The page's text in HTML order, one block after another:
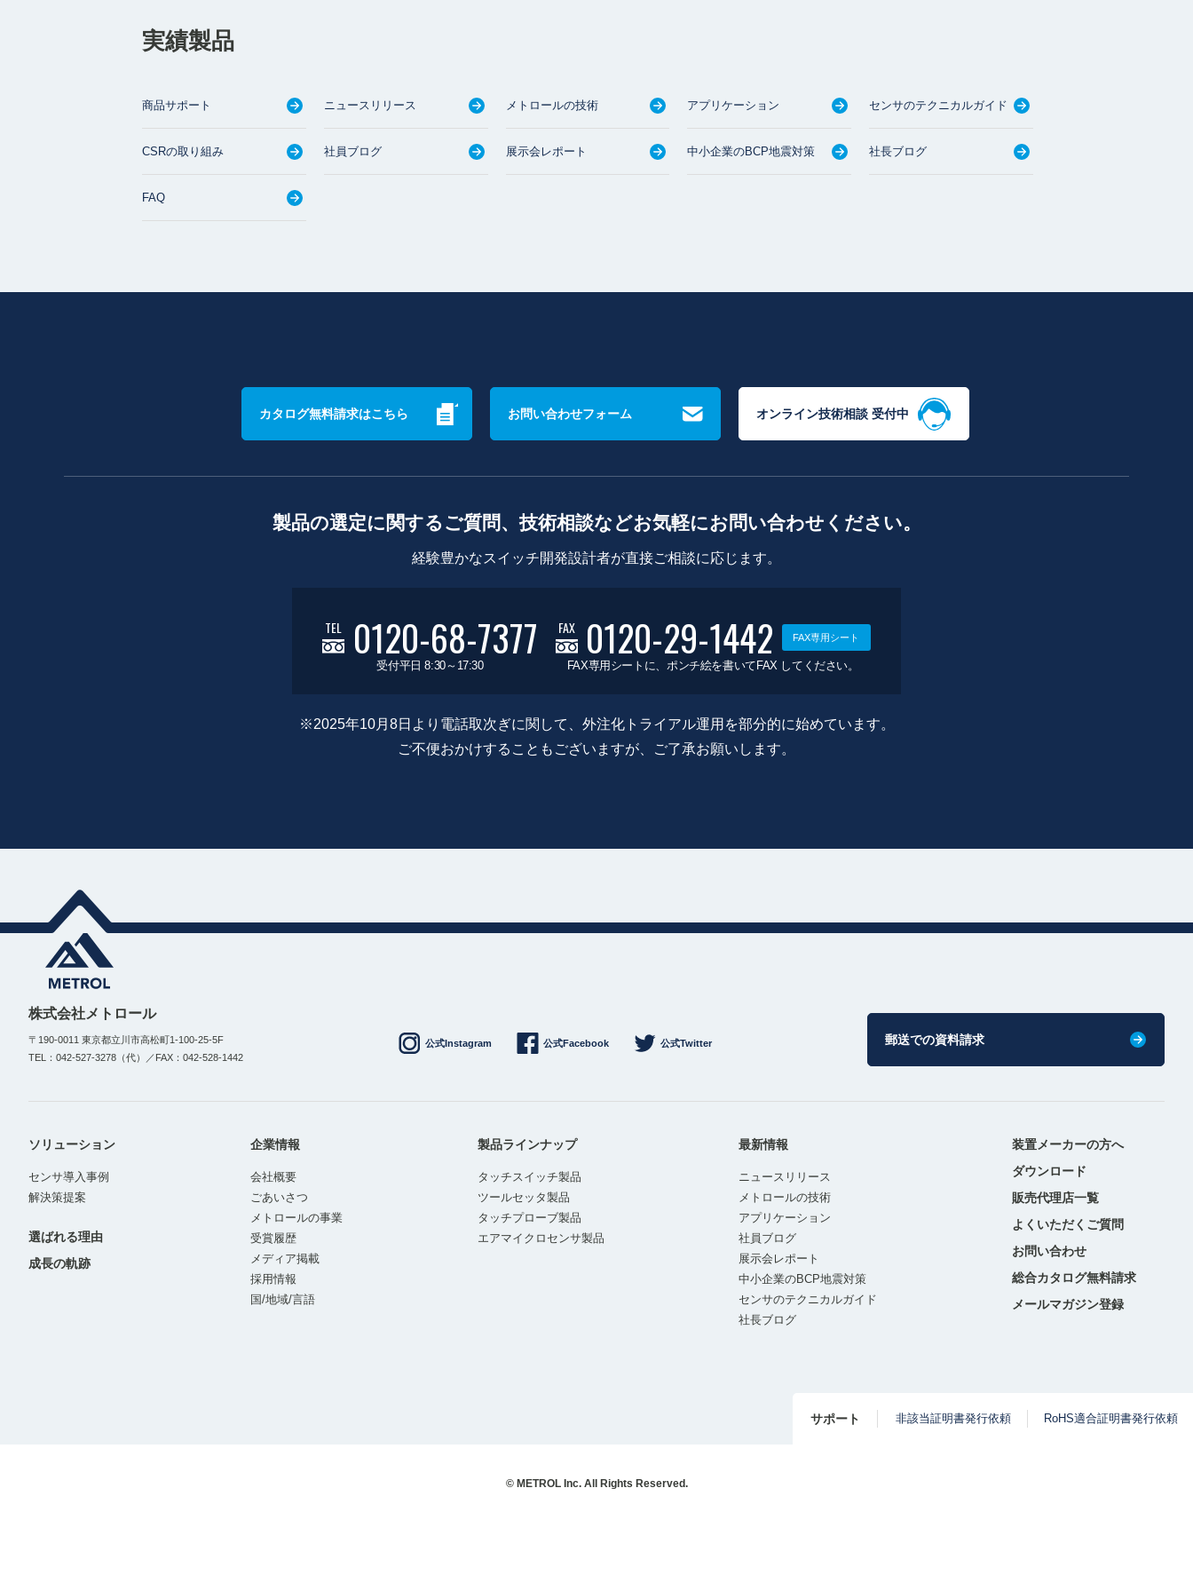
実績製品
商品サポート ニュースリリース メトロールの技術 アプリケーション センサのテクニカルガイド
CSRの取り組み 社員ブログ 展示会レポート 中小企業のBCP地震対策 社長ブログ
FAQ
カタログ無料請求はこちら お問い合わせフォーム オンライン技術相談 受付中
製品の選定に関するご質問、技術相談などお気軽にお問い合わせください。
経験豊かなスイッチ開発設計者が直接ご相談に応じます。
TEL 0120-68-7377
受付平日 8:30～17:30
FAX 0120-29-1442 FAX専用シート
FAX専用シートに、ポンチ絵を書いてFAX してください。
※2025年10月8日より電話取次ぎに関して、外注化トライアル運用を部分的に始めています。
ご不便おかけすることもございますが、ご了承お願いします。
株式会社メトロール
〒190-0011 東京都立川市高松町1-100-25-5F
TEL：042-527-3278（代）／FAX：042-528-1442
公式Instagram 公式Facebook 公式Twitter 郵送での資料請求
ソリューション
センサ導入事例
解決策提案
選ばれる理由
成長の軌跡
企業情報
会社概要
ごあいさつ
メトロールの事業
受賞履歴
メディア掲載
採用情報
国/地域/言語
製品ラインナップ
タッチスイッチ製品
ツールセッタ製品
タッチプローブ製品
エアマイクロセンサ製品
最新情報
ニュースリリース
メトロールの技術
アプリケーション
社員ブログ
展示会レポート
中小企業のBCP地震対策
センサのテクニカルガイド
社長ブログ
装置メーカーの方へ
ダウンロード
販売代理店一覧
よくいただくご質問
お問い合わせ
総合カタログ無料請求
メールマガジン登録
サポート 非該当証明書発行依頼 RoHS適合証明書発行依頼
© METROL Inc. All Rights Reserved.